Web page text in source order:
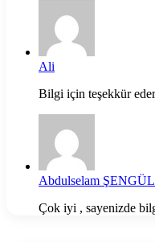
Ali
Bilgi için teşekkür
Abdulselam ŞENGÜL
Çok iyi , sayenizde